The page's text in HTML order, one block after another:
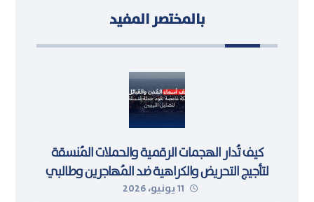
بالمختصر المفيد
كيف تُدار الهجمات الرقمية والحملات المُنسقة
لتأجيج التحريض والكراهية ضد المُهاجرين وطالبي
اللجوء في ليبيا
11 يونيو، 2026